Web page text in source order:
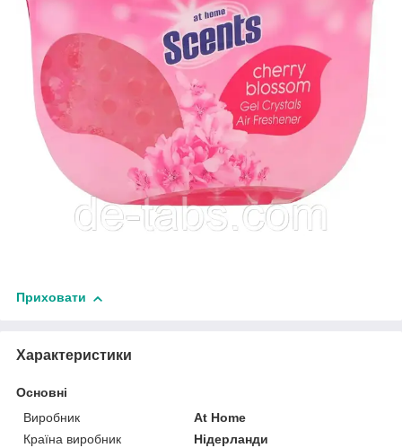
Приховати
Характеристики
Основні
Виробник
At Home
Країна виробник
Нідерланди